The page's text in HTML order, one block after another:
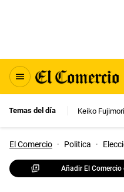
Temas del día Keiko Fujimori
El Comercio · Politica ·
Añadir El